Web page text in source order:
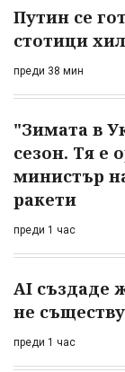
Путин се
стотици
преди 38 мин
"Зимата в
сезон. Тя е
министър
ракети
преди 1 час
AI създаде
не
преди 1 час